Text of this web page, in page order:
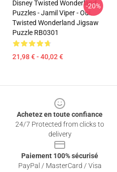
Disney Twisted Wonderland
Puzzles - Jamil Viper - Oui.
Twisted Wonderland Jigsaw
Puzzle RB0301
21,98 € - 40,02 €
-20%
Achetez en toute confiance
24/7 Protected from clicks to
delivery
Paiement 100% sécurisé
PayPal / MasterCard / Visa